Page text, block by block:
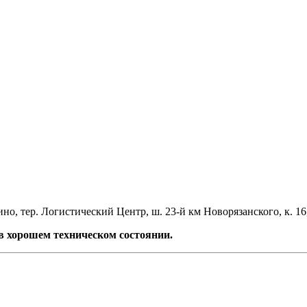
тер. Логистический Центр, ш. 23-й км Новорязанского, к.
техническом состоянии.